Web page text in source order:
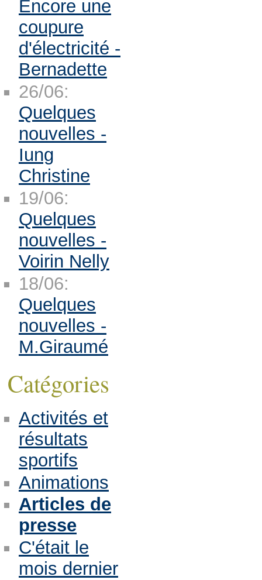
Encore une
coupure
d'électricité -
Bernadette
26/06:
Quelques
nouvelles -
Iung
Christine
19/06:
Quelques
nouvelles -
Voirin Nelly
18/06:
Quelques
nouvelles -
M.Giraumé
Catégories
Activités et
résultats
sportifs
Animations
Articles de
presse
C'était le
mois dernier